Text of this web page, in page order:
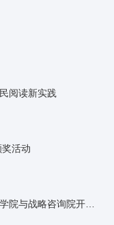
阅读新实践
活动
赓续红色血脉，共赴春日美好——公管学院与战略咨询院开展春游活动